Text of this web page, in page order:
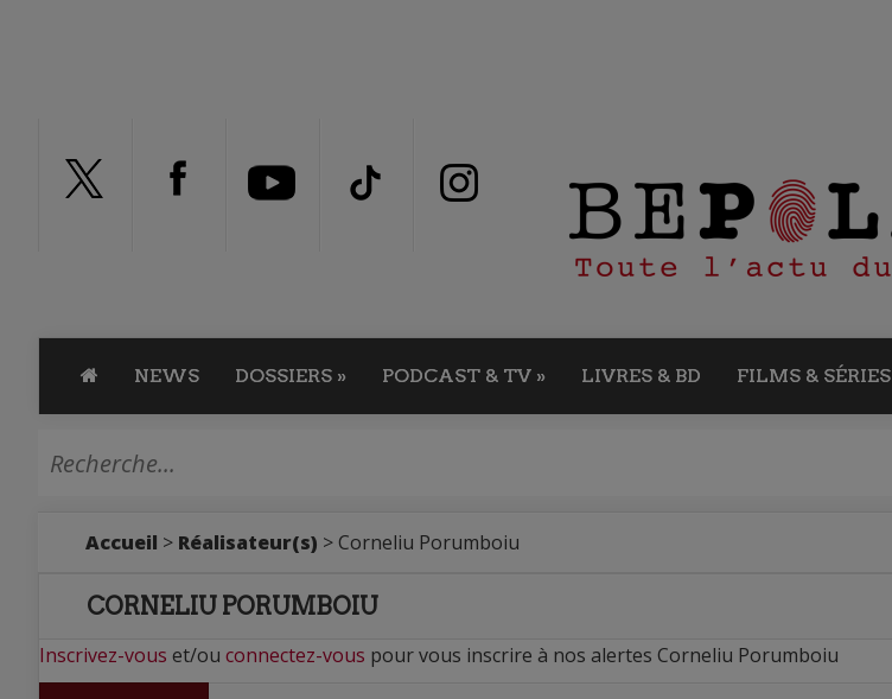
NEWS DOSSIERS » PODCAST & TV » LIVRES & BD FILMS & SÉRIES
Accueil > Réalisateur(s) > Corneliu Porumboiu
CORNELIU PORUMBOIU
Inscrivez-vous et/ou connectez-vous pour vous inscrire à nos alertes Corneliu Porumboiu